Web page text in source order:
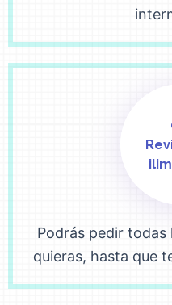
Podrás pedir todas
quieras, hasta que